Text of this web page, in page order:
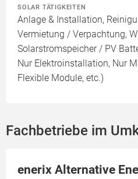
SOLAR TÄTIGKEITEN
Anlage & Installation,
Vermietung / Verpachtung,
Solarstromspeicher / PV
Nur Elektroinstallation, Nur
Flexible Module, etc.)
Fachbetriebe im
enerix Alternative